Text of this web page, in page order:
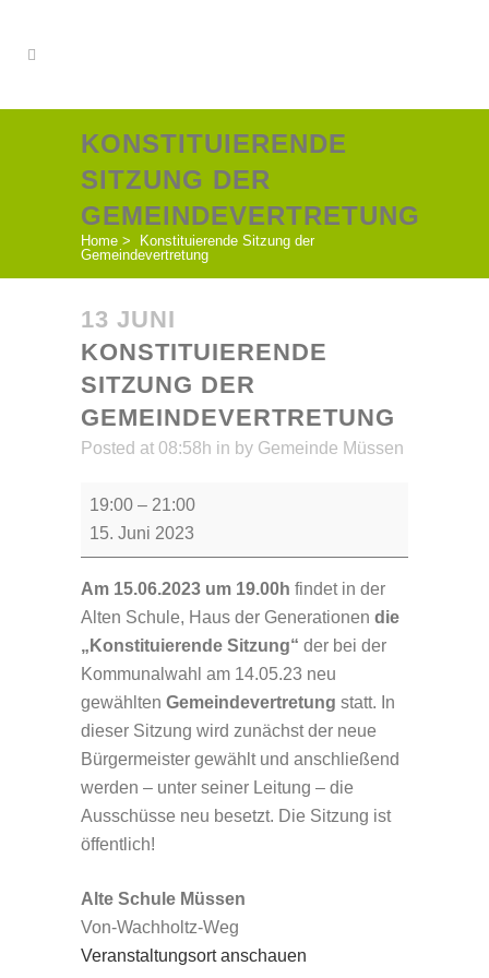
KONSTITUIERENDE
SITZUNG DER
GEMEINDEVERTRETUNG
Home >
Konstituierende Sitzung der
Gemeindevertretung
13 JUNI
KONSTITUIERENDE
SITZUNG DER
GEMEINDEVERTRETUNG
Posted at 08:58h in by Gemeinde Müssen
Konstituierende
Sitzung
Gemeindevertretung
19:00 – 21:00
15. Juni 2023
Am 15.06.2023 um 19.00h findet in der
Alten Schule, Haus der Generationen die
„Konstituierende Sitzung“ der bei der
Kommunalwahl am 14.05.23 neu
gewählten Gemeindevertretung statt. In
dieser Sitzung wird zunächst der neue
Bürgermeister gewählt und anschließend
werden – unter seiner Leitung – die
Ausschüsse neu besetzt. Die Sitzung ist
öffentlich!
Alte Schule Müssen
Von-Wachholtz-Weg
Veranstaltungsort anschauen